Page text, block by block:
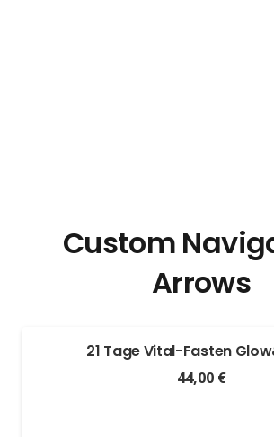
Custom
Arrows
21 Tage Vital-Fasten
44,00 €